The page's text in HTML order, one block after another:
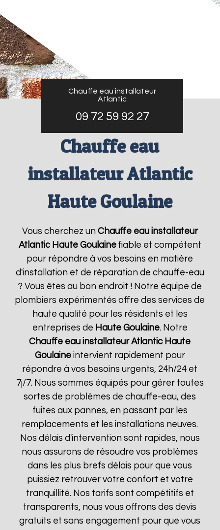
Chauffe eau installateur
Atlantic
09 72 59 92 27
Chauffe eau
installateur Atlantic
Haute Goulaine
Vous cherchez un Chauffe eau installateur
Atlantic Haute Goulainefiable et compétent
pour répondre à vos besoins en matière
d'installation et de réparation de chauffe-eau
? Vous êtes au bon endroit ! Notre équipe de
plombiers expérimentés offre des services de
haute qualité pour les résidents et les
entreprises de Haute Goulaine. Notre
Chauffe eau installateur Atlantic Haute
Goulaineintervient rapidement pour
répondre à vos besoins urgents, 24h/24 et
7j/7. Nous sommes équipés pour gérer toutes
sortes de problèmes de chauffe-eau, des
fuites aux pannes, en passant par les
remplacements et les installations neuves.
Nos délais d'intervention sont rapides, nous
nous assurons de résoudre vos problèmes
dans les plus brefs délais pour que vous
puissiez retrouver votre confort et votre
tranquillité. Nos tarifs sont compétitifs et
transparents, nous vous offrons des devis
gratuits et sans engagement pour que vous